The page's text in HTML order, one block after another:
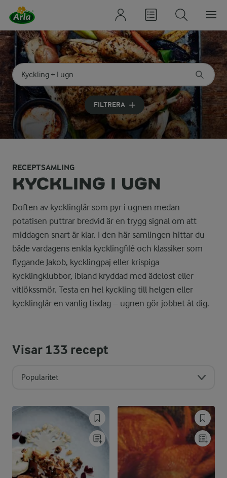
Sök på kategori eller ingrediens
Skriv in sökord för att få förslag
FILTRERA
RECEPTSAMLING
KYCKLING I UGN
Doften av kycklinglår som pyr i ugnen medan
potatisen puttrar bredvid är en trygg signal om att
middagen snart är klar. I den här samlingen hittar du
både vardagens enkla kycklingfilé och klassiker som
flygande Jakob, kycklingpaj eller krispiga
kycklingklubbor, ibland kryddad med ädelost eller
vitlökssmör. Testa en hel kyckling till helgen eller
kycklinglår en vanlig tisdag – ugnen gör jobbet åt dig.
Visar133 recept
Popularitet